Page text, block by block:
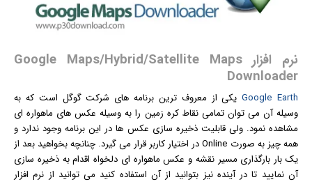
نرم افزار Google Maps/Hybrid/Satellite Maps
Downloader
Google Earthیکی از معروف ترین برنامه های شرکت گوگل است که به
وسیله آن می توان تمامی نقاط کره زمین را به وسیله عکسهای ماهواره ای
مشاهده نمود. ولی قابلیت ذخیره سازی عکس ها در این برنامه وجود ندارد و
همه چیز به صورت Online در اختیار کاربر قرار می گیرد. چنانچه بخواهید بعد از
یک بار بارگذاری مسیر نقشه و عکس ماهواره ای دلخواه اقدام به ذخیره سازی
آن نمایید تا در آینده نیز بتوانید از آن استفاده کنید می توانید از نرم افزار